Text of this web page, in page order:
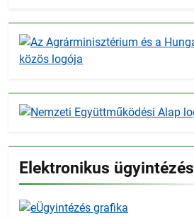
Elektronikus ügyintézés